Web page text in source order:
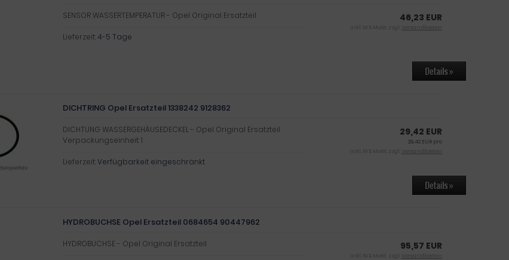
SENSOR WASSERTEMPERATUR - Opel Original Ersatzteil
Lieferzeit:4-5 Tage
46,23 EUR
inkl. 19 % MwSt. zzgl. Versandkosten
DICHTRING Opel Ersatzteil 1338242 9128362
DICHTUNG WASSERGEHÄUSEDECKEL - Opel Original Ersatzteil
Verpackungseinheit: 1
Lieferzeit:Verfügbarkeit eingeschränkt
29,42 EUR
29,42 EUR pro
inkl. 19 % MwSt. zzgl.
Versandkosten
HYDROBUCHSE Opel Ersatzteil 0684654 90447962
HYDROBUCHSE - Opel Original Ersatzteil 95,57 EUR
inkl. 19 % MwSt. zzgl. Versandkosten